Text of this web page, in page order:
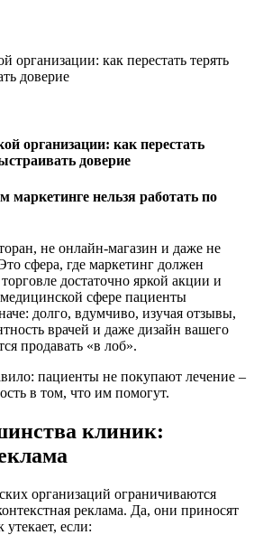
организации: как перестать терять
доверие
организации: как перестать
доверие
маркетинге нельзя работать по
не онлайн-магазин и даже не
сфера, где маркетинг должен
достаточно яркой акции и
сфере пациенты
долго, вдумчиво, изучая отзывы,
врачей и даже дизайн вашего
продавать «в лоб».
пациенты не покупают лечение –
в том, что им помогут.
клиник:
организаций ограничиваются
реклама. Да, они приносят
если: